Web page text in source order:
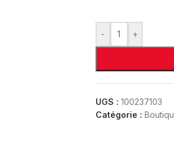
- +
UGS : 100237103
Catégorie :